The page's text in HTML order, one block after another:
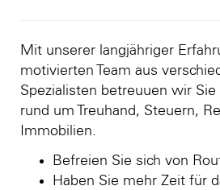
Mit unserer langjähriger
motivierten Team aus
Spezialisten betreuuen wir Sie
rund um Treuhand, Steuern,
Immobilien.
Befreien Sie sich von
Haben Sie mehr Zeit für